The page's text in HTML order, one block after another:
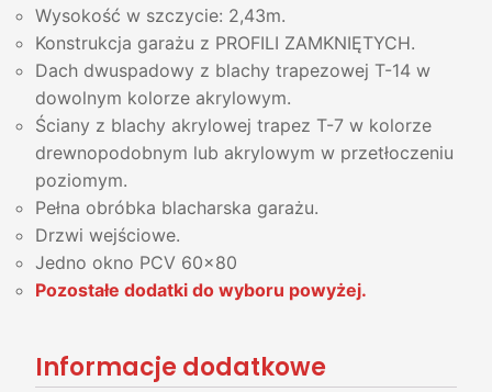
Wysokość w szczycie: 2,43m.
Konstrukcja garażu z PROFILI ZAMKNIĘTYCH.
Dach dwuspadowy z blachy trapezowej T-14 w
dowolnym kolorze akrylowym.
Ściany z blachy akrylowej trapez T-7 w kolorze
drewnopodobnym lub akrylowym w przetłoczeniu
poziomym.
Pełna obróbka blacharska garażu.
Drzwi wejściowe.
Jedno okno PCV 60x80
Pozostałe dodatki do wyboru powyżej.
Informacje dodatkowe